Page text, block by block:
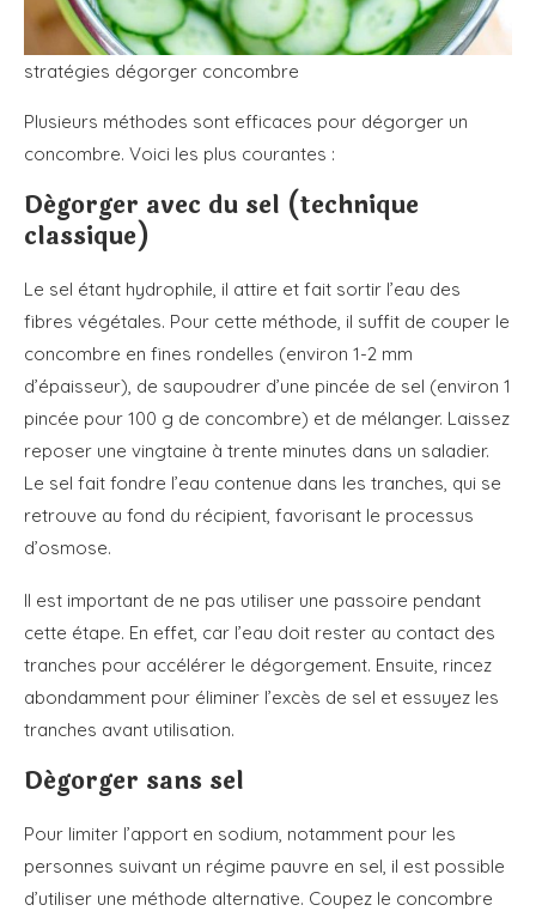
stratégies dégorger concombre
Plusieurs méthodes sont efficaces pour dégorger un
concombre. Voici les plus courantes :
Dégorger avec du sel (technique
classique)
Le sel étant hydrophile, il attire et fait sortir l’eau des
fibres végétales. Pour cette méthode, il suffit de couper le
concombre en fines rondelles (environ 1-2 mm
d’épaisseur), de saupoudrer d’une pincée de sel (environ 1
pincée pour 100 g de concombre) et de mélanger. Laissez
reposer une vingtaine à trente minutes dans un saladier.
Le sel fait fondre l’eau contenue dans les tranches, qui se
retrouve au fond du récipient, favorisant le processus
d’osmose.
Il est important de ne pas utiliser une passoire pendant
cette étape. En effet, car l’eau doit rester au contact des
tranches pour accélérer le dégorgement. Ensuite, rincez
abondamment pour éliminer l’excès de sel et essuyez les
tranches avant utilisation.
Dégorger sans sel
Pour limiter l’apport en sodium, notamment pour les
personnes suivant un régime pauvre en sel, il est possible
d’utiliser une méthode alternative. Coupez le concombre